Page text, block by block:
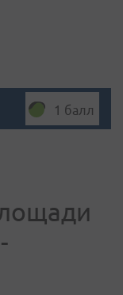
1 балл